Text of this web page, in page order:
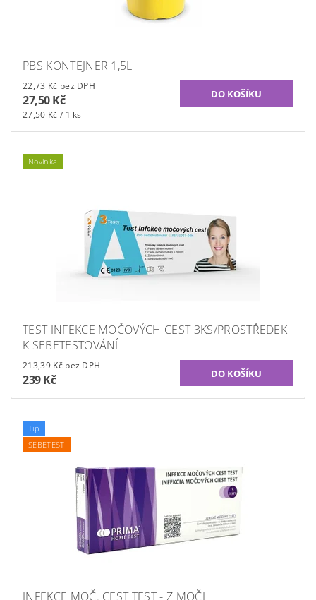
PBS KONTEJNER 1,5L
22,73 Kč bez DPH
27,50 Kč
27,50 Kč / 1 ks
Novinka
TEST INFEKCE MOČOVÝCH CEST 3KS/PROSTŘEDEK
K SEBETESTOVÁNÍ
213,39 Kč bez DPH
239 Kč
Tip
SEBETEST
INFEKCE MOČ. CEST TEST - Z MOČI